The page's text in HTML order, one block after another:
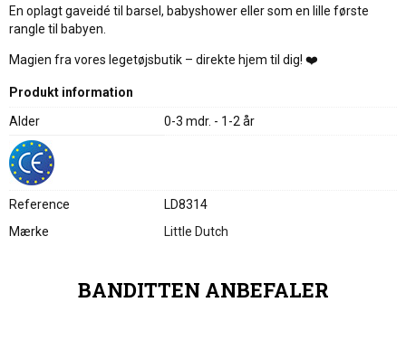
En oplagt gaveidé til barsel, babyshower eller som en lille første
rangle til babyen.
Magien fra vores legetøjsbutik – direkte hjem til dig! ❤️
Produkt information
Alder
0-3 mdr. - 1-2 år
Reference
LD8314
Mærke
Little Dutch
BANDITTEN ANBEFALER